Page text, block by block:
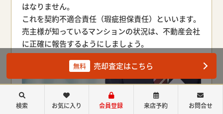
無料 売却査定はこちら
はなりません。
これを契約不適合責任（瑕疵担保責任）といいます。
売主様が知っているマンションの状況は、不動産会社
に正確に報告するようにしましょう。
検索 お気に入り 会員登録 来店予約 お問合せ